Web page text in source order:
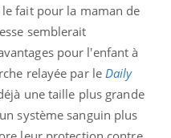
fait pour la maman de
semblerait
pour l'enfant à
relayée par le Daily
une taille plus grande
un système sanguin plus